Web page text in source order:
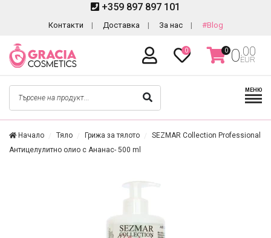
+359 897 897 101
Контакти Доставка За нас #Blog
0 0 0.00
EUR
МЕНЮ
Начало Тяло Грижа за тялото
SEZMAR Collection Professional
Антицелулитно олио с Ананас- 500 ml